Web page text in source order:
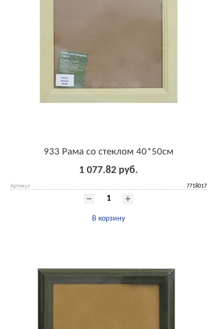
933 Рама со стеклом 40*50см
1 077.82 руб.
Артикул 7718017
В корзину